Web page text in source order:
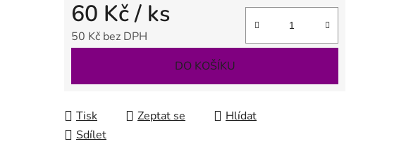
60 Kč/ ks
50 Kč bez DPH
DO KOŠÍKU
Tisk Zeptat se
Hlídat
Sdílet